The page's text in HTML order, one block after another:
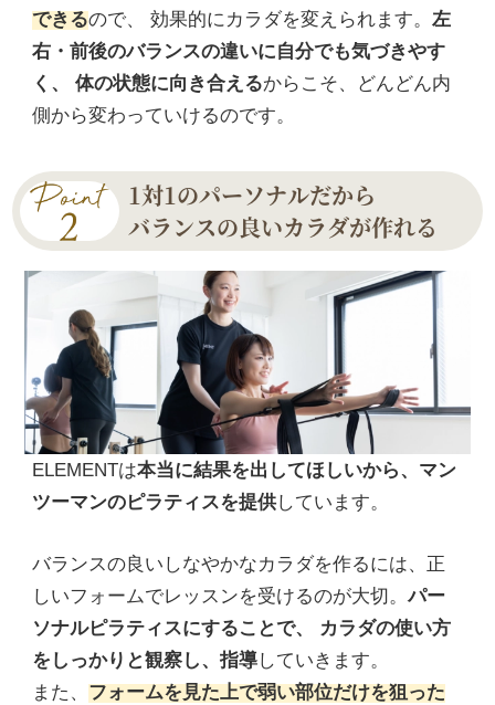
できるので、 効果的にカラダを変えられます。左
右・前後のバランスの違いに自分でも気づきやす
く、 体の状態に向き合えるからこそ、どんどん内
側から変わっていけるのです。
1対1のパーソナルだから
バランスの良いカラダが作れる
ELEMENTは本当に結果を出してほしいから、マン
ツーマンのピラティスを提供しています。
バランスの良いしなやかなカラダを作るには、正
しいフォームでレッスンを受けるのが大切。パー
ソナルピラティスにすることで、 カラダの使い方
をしっかりと観察し、指導していきます。
また、 フォームを見た上で弱い部位だけを狙った